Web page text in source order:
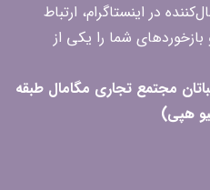
از ۸۵۰ هزار دنبال‌کننده در اینستاگرام، ارتباط
شما را یکی از
مجتمع تجاری مگامال طبقه